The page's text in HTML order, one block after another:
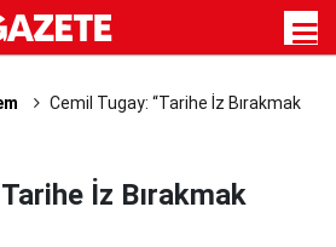
Cemil Tugay: “Tarihe İz Bırakmak
İz Bırakmak